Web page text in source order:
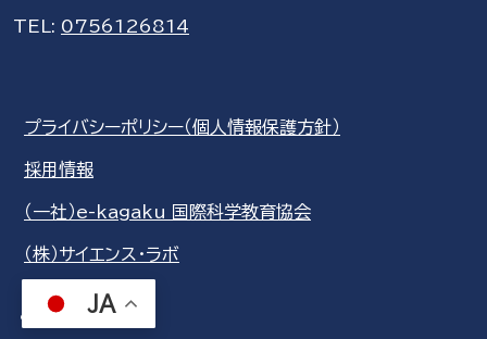
TEL: 0756126814
プライバシーポリシー（個人情報保護方針）
採用情報
（一社）e-kagaku 国際科学教育協会
（株）サイエンス・ラボ
share
JA